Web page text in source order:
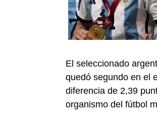
El seleccionado
quedó segundo en el
diferencia de 2,39
organismo del fútbol